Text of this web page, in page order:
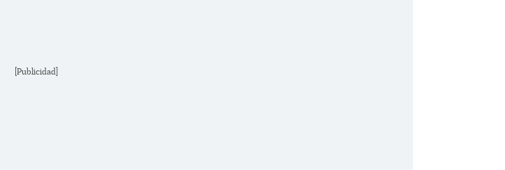
[Publicidad]